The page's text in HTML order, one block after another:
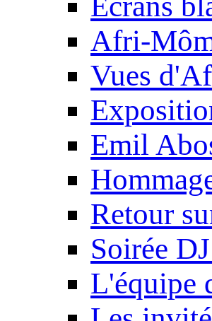
Afri-
Vues
Emil
Retour
Soirée
L'équipe